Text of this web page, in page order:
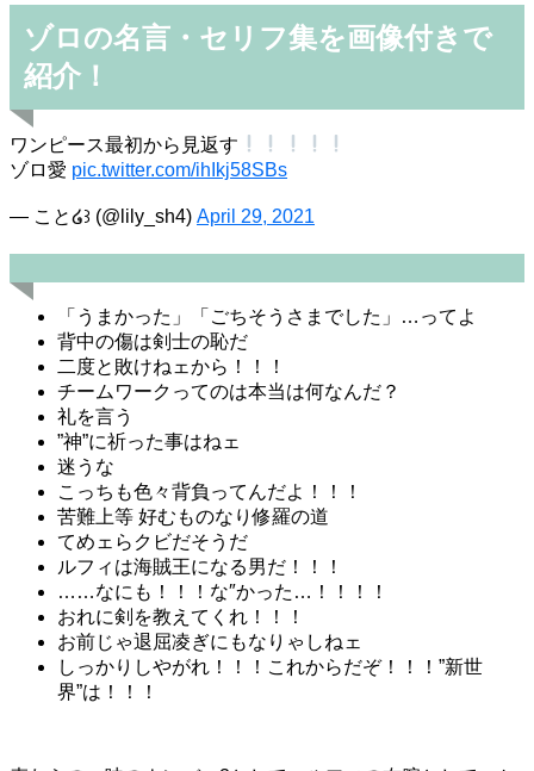
ゾロの名言・セリフ集を画像付きで
紹介！
ワンピース最初から見返す
ゾロ愛 pic.twitter.com/ihIkj58SBs
— こと໒꒱ (@lily_sh4) April 29, 2021
「うまかった」「ごちそうさまでした」…ってよ
背中の傷は剣士の恥だ
二度と敗けねェから！！！
チームワークってのは本当は何なんだ？
礼を言う
”神”に祈った事はねェ
迷うな
こっちも色々背負ってんだよ！！！
苦難上等 好むものなり修羅の道
てめェらクビだそうだ
ルフィは海賊王になる男だ！！！
……なにも！！！な″かった…！！！！
おれに剣を教えてくれ！！！
お前じゃ退屈凌ぎにもなりゃしねェ
しっかりしやがれ！！！これからだぞ！！！”新世
界”は！！！